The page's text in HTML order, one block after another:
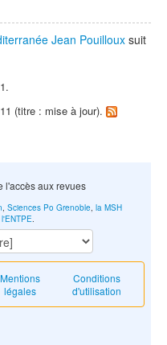
Jean Pouilloux suit
(titre : mise à jour).
l'accès aux revues
Mentions
légales
Conditions
d'utilisation
, Sciences Po Grenoble, la MSH
l'ENTPE.